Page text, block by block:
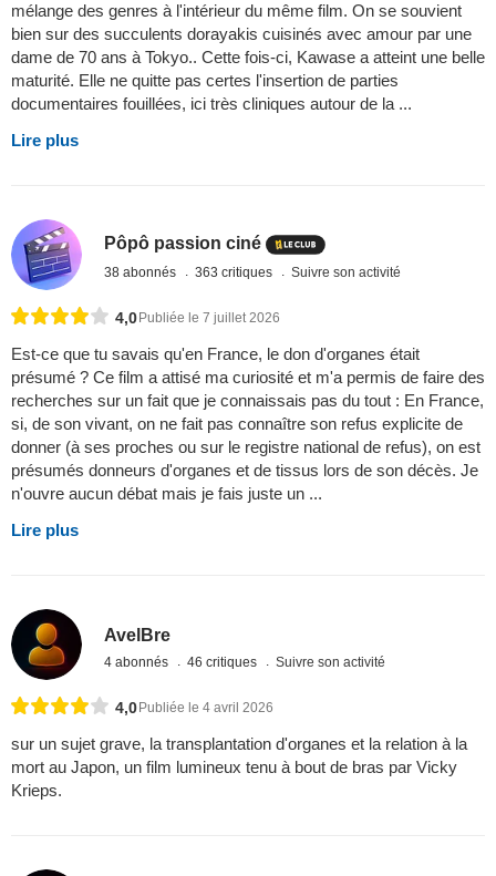
mélange des genres à l'intérieur du même film. On se souvient
bien sur des succulents dorayakis cuisinés avec amour par une
dame de 70 ans à Tokyo.. Cette fois-ci, Kawase a atteint une belle
maturité. Elle ne quitte pas certes l'insertion de parties
documentaires fouillées, ici très cliniques autour de la ...
Lire plus
Pôpô passion ciné
38 abonnés 363 critiques Suivre son activité
4,0 Publiée le 7 juillet 2026
Est-ce que tu savais qu'en France, le don d'organes était
présumé ? Ce film a attisé ma curiosité et m'a permis de faire des
recherches sur un fait que je connaissais pas du tout : En France,
si, de son vivant, on ne fait pas connaître son refus explicite de
donner (à ses proches ou sur le registre national de refus), on est
présumés donneurs d'organes et de tissus lors de son décès. Je
n'ouvre aucun débat mais je fais juste un ...
Lire plus
AvelBre
4 abonnés 46 critiques Suivre son activité
4,0 Publiée le 4 avril 2026
sur un sujet grave, la transplantation d'organes et la relation à la
mort au Japon, un film lumineux tenu à bout de bras par Vicky
Krieps.